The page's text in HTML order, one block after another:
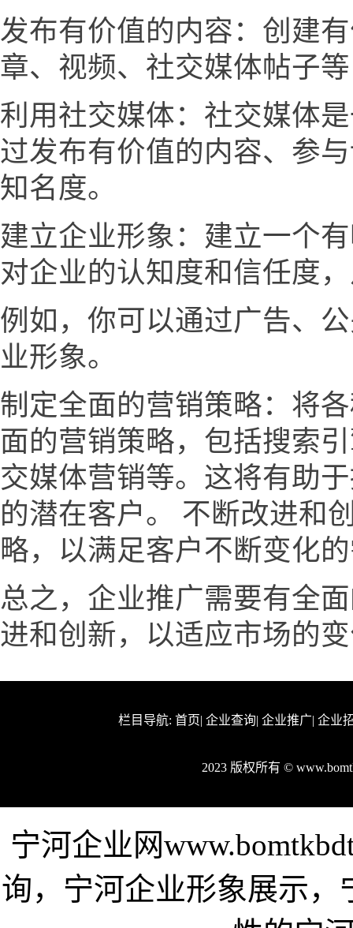
发布有价值的内容：创建
章、视频、社交媒体帖子
利用社交媒体：社交媒体
过发布有价值的内容、参
知名度。
建立企业形象：建立一个
对企业的认知度和信任度
例如，你可以通过广告、
业形象。
制定全面的营销策略：将
面的营销策略，包括搜索
交媒体营销等。这将有助
的潜在客户。 不断改进和
略，以满足客户不断变化
总之，企业推广需要有全
进和创新，以适应市场的
栏目导航: 首页| 企业查询| 企业推广| 企业
2023 版权所有 ©
宁河企业网
询，宁河企业形象展示